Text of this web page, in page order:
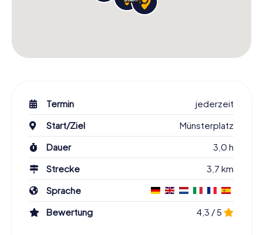
Termin
jederzeit
Start/Ziel
Münsterplatz
Dauer
3,0 h
Strecke
3,7 km
Sprache
Bewertung
4,3 / 5